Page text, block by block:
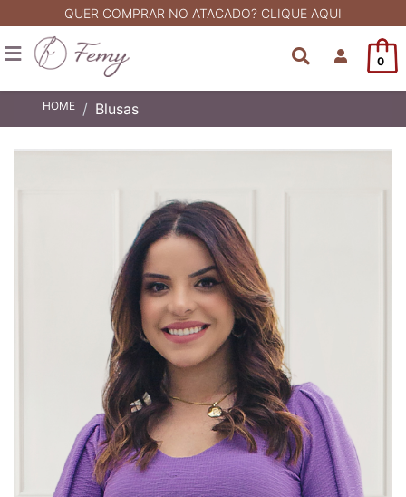
QUER COMPRAR NO ATACADO? CLIQUE AQUI
0
HOME Blusas